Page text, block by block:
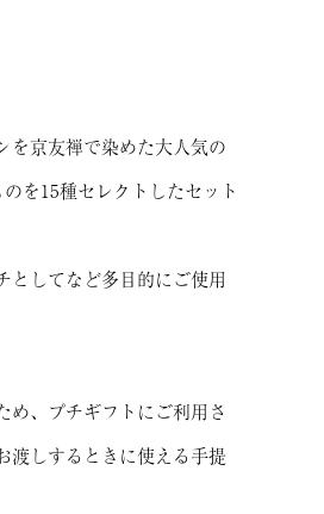
を京友禅で染めた大人気の
を15種セレクトしたセット
としてなど多目的にご使用
め、プチギフトにご利用さ
渡しするときに使える手提